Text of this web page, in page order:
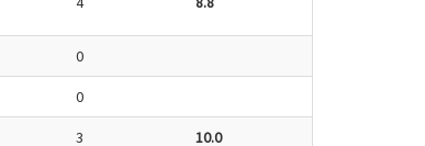
0
0
3 10.0